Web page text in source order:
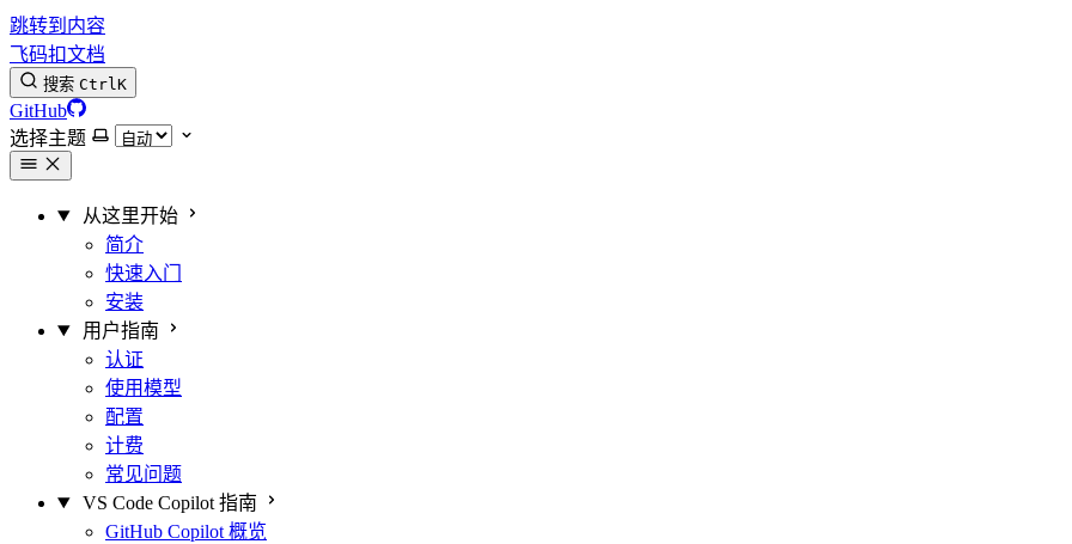
跳转到内容
飞码扣文档
搜索 CtrlK
GitHub
选择主题
从这里开始
简介
快速入门
安装
用户指南
认证
使用模型
配置
计费
常见问题
VS Code Copilot 指南
GitHub Copilot 概览